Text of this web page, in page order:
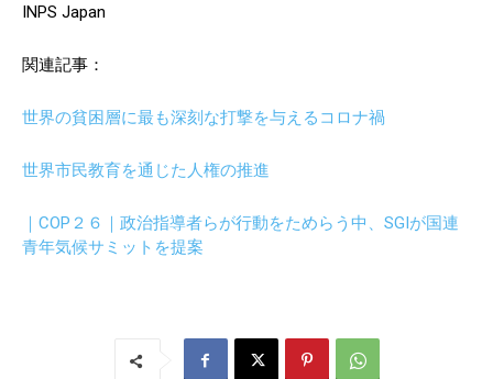
INPS Japan
関連記事：
世界の貧困層に最も深刻な打撃を与えるコロナ禍
世界市民教育を通じた人権の推進
｜COP２６｜政治指導者らが行動をためらう中、SGIが国連
青年気候サミットを提案